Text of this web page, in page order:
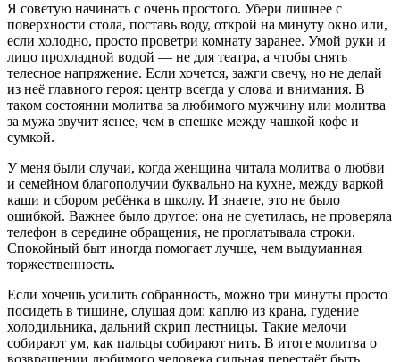
Я советую начинать с очень простого. Убери лишнее с
поверхности стола, поставь воду, открой на минуту окно или,
если холодно, просто проветри комнату заранее. Умой руки и
лицо прохладной водой — не для театра, а чтобы снять
телесное напряжение. Если хочется, зажги свечу, но не делай
из неё главного героя: центр всегда у слова и внимания. В
таком состоянии молитва за любимого мужчину или молитва
за мужа звучит яснее, чем в спешке между чашкой кофе и
сумкой.
У меня были случаи, когда женщина читала молитва о любви
и семейном благополучии буквально на кухне, между варкой
каши и сбором ребёнка в школу. И знаете, это не было
ошибкой. Важнее было другое: она не суетилась, не проверяла
телефон в середине обращения, не проглатывала строки.
Спокойный быт иногда помогает лучше, чем выдуманная
торжественность.
Если хочешь усилить собранность, можно три минуты просто
посидеть в тишине, слушая дом: каплю из крана, гудение
холодильника, дальний скрип лестницы. Такие мелочи
собирают ум, как пальцы собирают нить. В итоге молитва о